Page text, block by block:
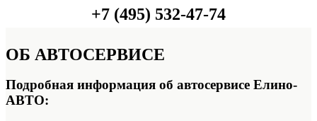
+7 (495) 532-47-74
ОБ АВТОСЕРВИСЕ
Подробная информация об автосервисе Елино-
АВТО: